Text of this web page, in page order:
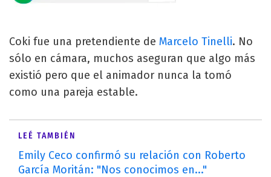
Coki fue una pretendiente de Marcelo Tinelli. No
sólo en cámara, muchos aseguran que algo más
existió pero que el animador nunca la tomó
como una pareja estable.
LEÉ TAMBIÉN
Emily Ceco confirmó su relación con Roberto
García Moritán: "Nos conocimos en..."